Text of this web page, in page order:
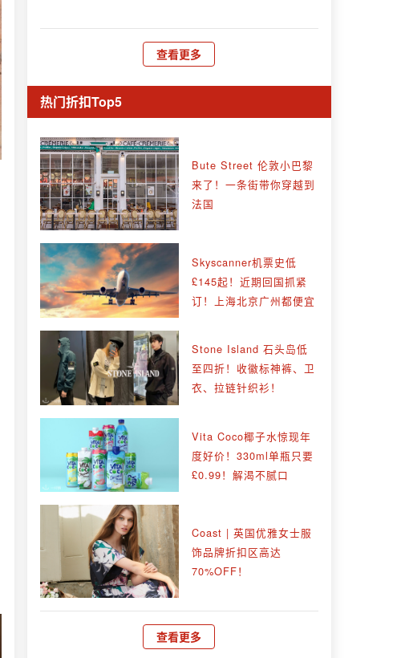
查看更多
热门折扣Top5
Bute Street 伦敦小巴黎
来了！一条街带你穿越到
法国
Skyscanner机票史低
£145起！近期回国抓紧
订！上海北京广州都便宜
Stone Island 石头岛低
至四折！收徽标神裤、卫
衣、拉链针织衫！
Vita Coco椰子水惊现年
度好价！330ml单瓶只要
£0.99！解渴不腻口
Coast | 英国优雅女士服
饰品牌折扣区高达
70%OFF！
查看更多